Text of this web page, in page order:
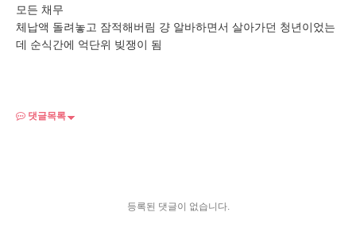
모든 채무
체납액 돌려놓고 잠적해버림 걍 알바하면서 살아가던 청년이었는
데 순식간에 억단위 빚쟁이 됨
댓글목록
등록된 댓글이 없습니다.